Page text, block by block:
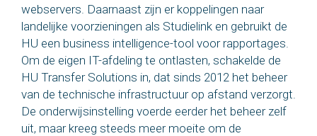
webservers. Daarnaast zijn er koppelingen naar
landelijke voorzieningen als Studielink en gebruikt de
HU een business intelligence-tool voor rapportages.
Om de eigen IT-afdeling te ontlasten, schakelde de
HU Transfer Solutions in, dat sinds 2012 het beheer
van de technische infrastructuur op afstand verzorgt.
De onderwijsinstelling voerde eerder het beheer zelf
uit, maar kreeg steeds meer moeite om de